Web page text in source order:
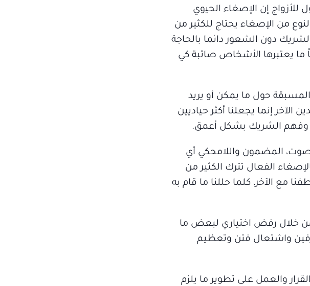
للأزواج إن الإصغاء الحيوي
من الإصغاء يحتاج للكثير من
دون الشعور دائما بالحاجة
ما يعتبرها الأشخاص صائبة كي
المسبقة حول ما يمكن أو يريد
إنما يجعلنا أكثر حياديين
وفهم الشريك بشكل أعمق.
المضمون واللامحكي أي
الفعال تترك الكثير من
مع الآخر، كلما حللنا ما قام به
من خلال رفض اختياري لبعض ما
واشتعال فتن وتعظيم
والعمل على تطوير ما يلزم